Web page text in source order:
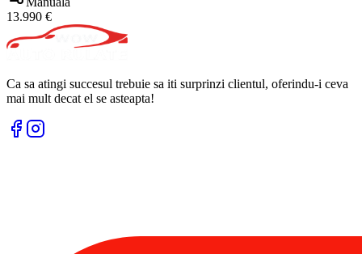
13.990 €
Ca sa atingi succesul trebuie sa iti surprinzi clientul, oferindu-i ceva
mai mult decat el se asteapta!